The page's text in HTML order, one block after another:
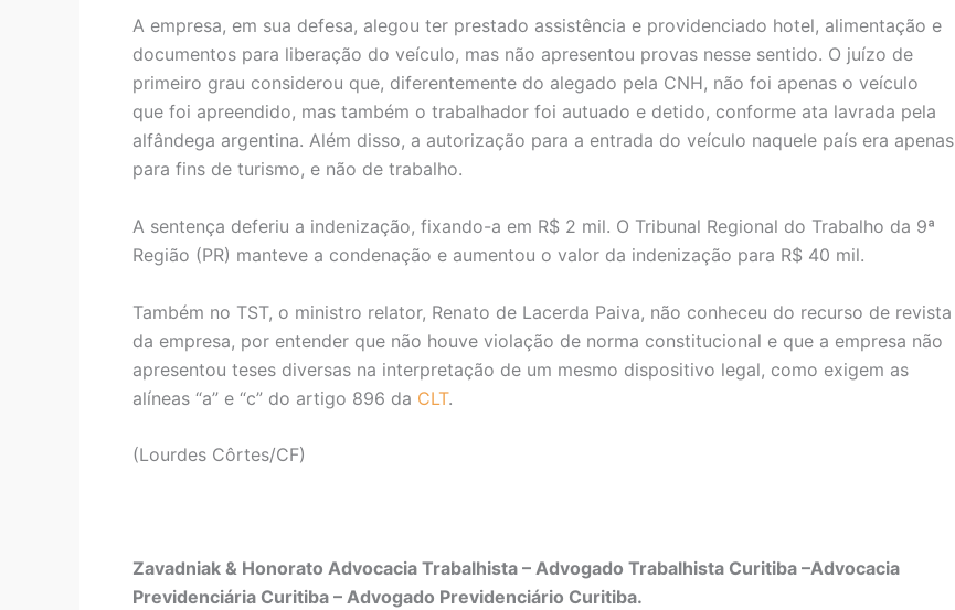
A empresa, em sua defesa, alegou ter prestado assistência e providenciado hotel, alimentação e
documentos para liberação do veículo, mas não apresentou provas nesse sentido. O juízo de
primeiro grau considerou que, diferentemente do alegado pela CNH, não foi apenas o veículo
que foi apreendido, mas também o trabalhador foi autuado e detido, conforme ata lavrada pela
alfândega argentina. Além disso, a autorização para a entrada do veículo naquele país era apenas
para fins de turismo, e não de trabalho.
A sentença deferiu a indenização, fixando-a em R$ 2 mil. O Tribunal Regional do Trabalho da 9ª
Região (PR) manteve a condenação e aumentou o valor da indenização para R$ 40 mil.
Também no TST, o ministro relator, Renato de Lacerda Paiva, não conheceu do recurso de revista
da empresa, por entender que não houve violação de norma constitucional e que a empresa não
apresentou teses diversas na interpretação de um mesmo dispositivo legal, como exigem as
alíneas “a” e “c” do artigo 896 da CLT.
(Lourdes Côrtes/CF)
Zavadniak & Honorato Advocacia Trabalhista – Advogado Trabalhista Curitiba –Advocacia
Previdenciária Curitiba – Advogado Previdenciário Curitiba.